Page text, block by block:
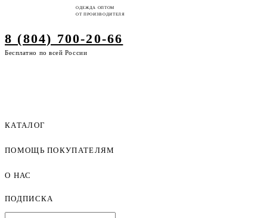
ОДЕЖДА ОПТОМ
ОТ ПРОИЗВОДИТЕЛЯ
8 (804) 700-20-66
Бесплатно по всей России
КАТАЛОГ
Женская одежда оптом
ПОМОЩЬ ПОКУПАТЕЛЯМ
Оплата и доставка
Договор-оферта
О НАС
ПОДПИСКА